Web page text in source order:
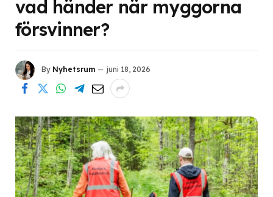
vad händer när myggorna
försvinner?
By Nyhetsrum juni 18, 2026